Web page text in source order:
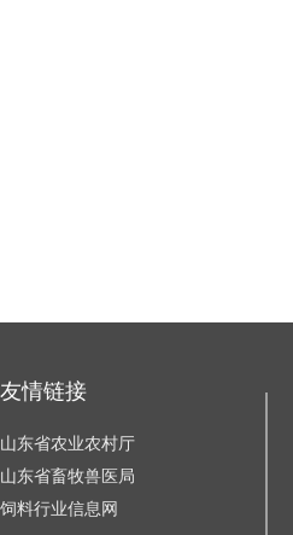
友情链接
山东省农业农村厅
山东省畜牧兽医局
饲料行业信息网